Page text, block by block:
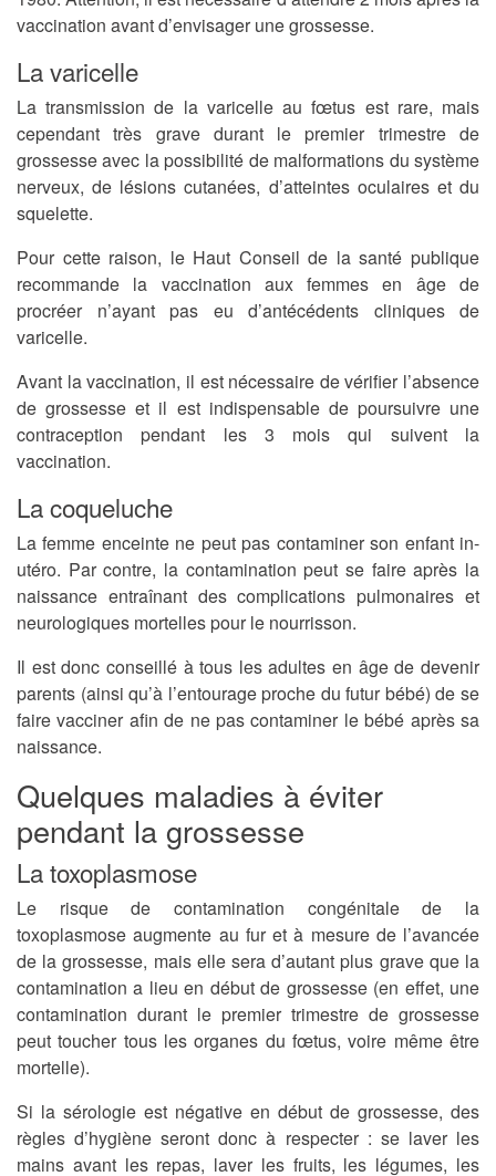
vaccination avant d’envisager une grossesse.
La varicelle
La transmission de la varicelle au fœtus est rare, mais
cependant très grave durant le premier trimestre de
grossesse avec la possibilité de malformations du système
nerveux, de lésions cutanées, d’atteintes oculaires et du
squelette.
Pour cette raison, le Haut Conseil de la santé publique
recommande la vaccination aux femmes en âge de
procréer n’ayant pas eu d’antécédents cliniques de
varicelle.
Avant la vaccination, il est nécessaire de vérifier l’absence
de grossesse et il est indispensable de poursuivre une
contraception pendant les 3 mois qui suivent la
vaccination.
La coqueluche
La femme enceinte ne peut pas contaminer son enfant in-
utéro. Par contre, la contamination peut se faire après la
naissance entraînant des complications pulmonaires et
neurologiques mortelles pour le nourrisson.
Il est donc conseillé à tous les adultes en âge de devenir
parents (ainsi qu’à l’entourage proche du futur bébé) de se
faire vacciner afin de ne pas contaminer le bébé après sa
naissance.
Quelques maladies à éviter
pendant la grossesse
La toxoplasmose
Le risque de contamination congénitale de la
toxoplasmose augmente au fur et à mesure de l’avancée
de la grossesse, mais elle sera d’autant plus grave que la
contamination a lieu en début de grossesse (en effet, une
contamination durant le premier trimestre de grossesse
peut toucher tous les organes du fœtus, voire même être
mortelle).
Si la sérologie est négative en début de grossesse, des
règles d’hygiène seront donc à respecter: se laver les
mains avant les repas, laver les fruits, les légumes, les